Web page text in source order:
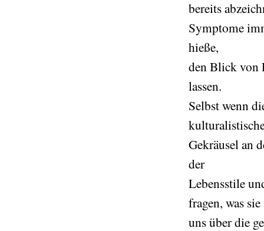
bereits
Symptome
hieße,
den Blick von
lassen.
Selbst wenn
Gekräusel an
der
Lebensstile
fragen, was sie
uns über die